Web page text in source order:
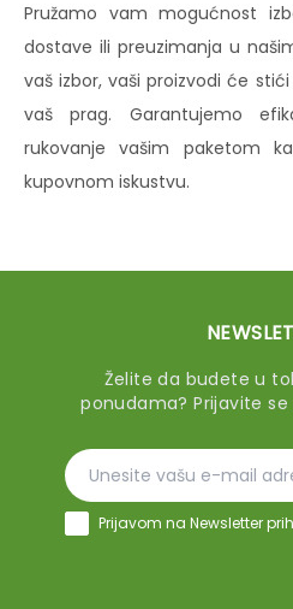
Pružamo vam mogućnost
dostave ili preuzimanja u
vaš izbor, vaši proizvodi će
vaš prag. Garantujemo
rukovanje vašim paketom
kupovnom iskustvu.
Želite da budete u
ponudama? Prijavite
Prijavom na Newsletter